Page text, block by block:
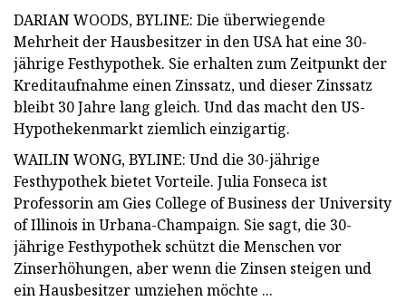
DARIAN WOODS, BYLINE: Die überwiegende
Mehrheit der Hausbesitzer in den USA hat eine 30-
jährige Festhypothek. Sie erhalten zum Zeitpunkt der
Kreditaufnahme einen Zinssatz, und dieser Zinssatz
bleibt 30 Jahre lang gleich. Und das macht den US-
Hypothekenmarkt ziemlich einzigartig.
WAILIN WONG, BYLINE: Und die 30-jährige
Festhypothek bietet Vorteile. Julia Fonseca ist
Professorin am Gies College of Business der University
of Illinois in Urbana-Champaign. Sie sagt, die 30-
jährige Festhypothek schützt die Menschen vor
Zinserhöhungen, aber wenn die Zinsen steigen und
ein Hausbesitzer umziehen möchte ...